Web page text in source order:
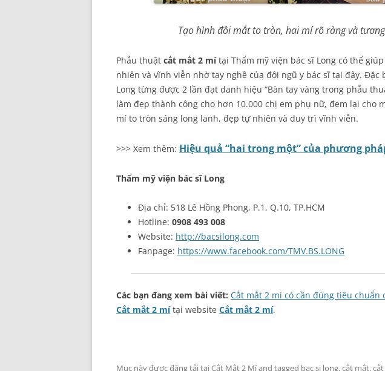
Tạo hình đôi mắt to tròn, hai mí rõ ràng và
Phẫu thuật cắt mắt 2 mítại Thẩm mỹ viện bác sĩ Long có thể
nhiên và vĩnh viễn nhờ tay nghề của đội ngũ y bác sĩ tại đây. Đặc
Long từng được 2 lần đạt danh hiệu “Bàn tay vàng trong phẫu
làm đẹp thành công cho hơn 10.000 chị em phụ nữ, đem lại cho
mí to tròn sáng long lanh, đẹp tự nhiên và duy trì vĩnh viễn.
>>> Xem thêm: Hiệu quả “hai trong một” của phương
Thẩm mỹ viện bác sĩ Long
Địa chỉ: 518 Lê Hồng Phong, P.1, Q.10, TP.HCM
Hotline: 0908 493 008
Website: http://bacsilong.com
Fanpage: https://www.facebook.com/TMV.BS.LONG
Các bạn đang xem bài viết: Cắt mắt 2 mí có cần đúng tiêu chuẩn
Cắt mắt 2 mítại website Cắt mắt 2 mí.
Mục này được đăng tải tạiCắt Mắt 2 Míand tagged bac si long,cắt mắt,